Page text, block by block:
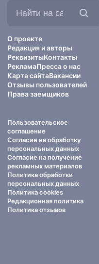
О проекте
Редакция и авторы
РеквизитыКонтакты
РекламаПресса о нас
Карта сайтаВакансии
Отзывы пользователей
Права заемщиков
Пользовательское
соглашение
Согласие на обработку
персональных данных
Согласие на получение
рекламных материалов
Политика обработки
персональных данных
Политика cookies
Редакционная политика
Политика отзывов